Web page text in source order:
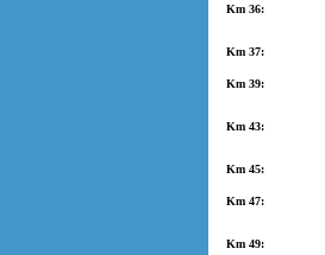
Km 36:
Km 37:
Km 39:
Km 43:
Km 45:
Km 47:
Km 49: